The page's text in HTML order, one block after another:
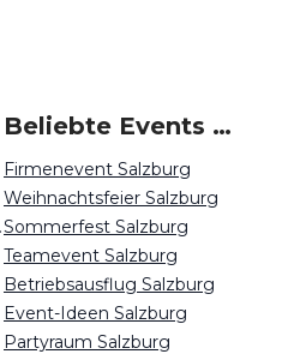
Beliebte Events in Salzburg
Firmenevent Salzburg
Weihnachtsfeier Salzburg
Sommerfest Salzburg
Teamevent Salzburg
Betriebsausflug Salzburg
Event-Ideen Salzburg
Partyraum Salzburg